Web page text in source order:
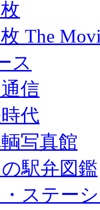
The
ス
信
代
写真館
駅弁図鑑
ステー